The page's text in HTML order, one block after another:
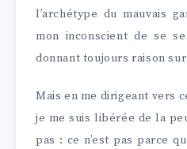
l’archétype du mauvais
mon inconscient de se
donnant toujours raison
Mais en me dirigeant vers
je me suis libérée de la
pas : ce n’est pas parce